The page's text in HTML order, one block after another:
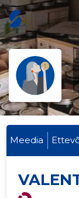
Meedia